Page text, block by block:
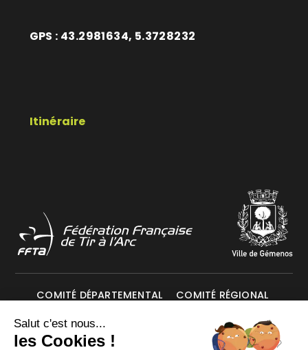
GPS : 43.2981634, 5.3728232
Itinéraire
COMITÉ DÉPARTEMENTAL COMITÉ RÉGIONAL
Mentions légales Données personnelles
Salut c'est nous...
les Cookies !